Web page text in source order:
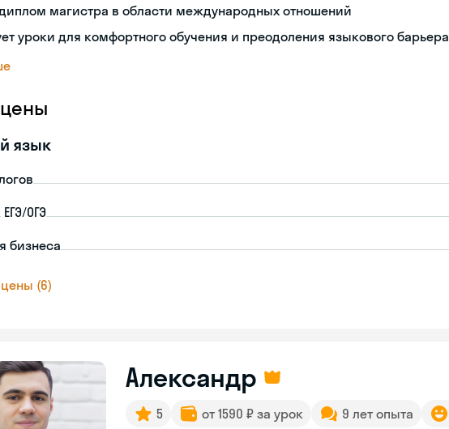
магистра в области международных отношений
уроки для комфортного обучения и преодоления языкового барьера
язык
ОГЭ
бизнеса
(6)
Александр
5 от 1590 ₽ за урок 9 лет опыта